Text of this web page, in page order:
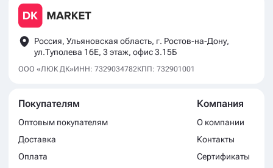
Россия, Ульяновская область, г. Ростов-на-Дону,
ул.Туполева 16Е, 3 этаж, офис 3.15Б
ООО «ЛЮК ДК»ИНН: 7329034782КПП: 732901001
Покупателям
Оптовым покупателям
Доставка
Оплата
Компания
О компании
Контакты
Сертификаты